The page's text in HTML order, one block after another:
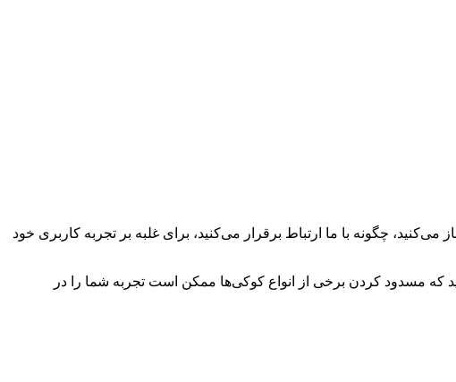
چگونه با ما ارتباط برقرار می‌کنید، برای غلبه بر تجربه کاربری خود
که مسدود کردن برخی از انواع کوکی‌ها ممکن است تجربه شما را در